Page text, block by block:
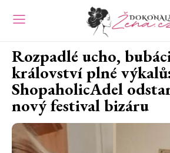
Rozpadlé ucho,
království plné
ShopaholicAdel
nový festival bizáru